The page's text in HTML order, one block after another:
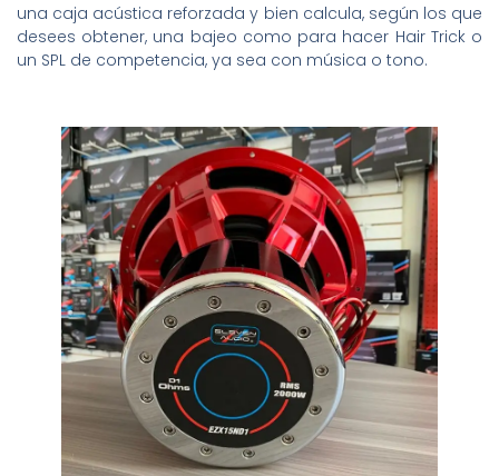
una caja acústica reforzada y bien calcula, según los que
desees obtener, una bajeo como para hacer Hair Trick o
un SPL de competencia, ya sea con música o tono.